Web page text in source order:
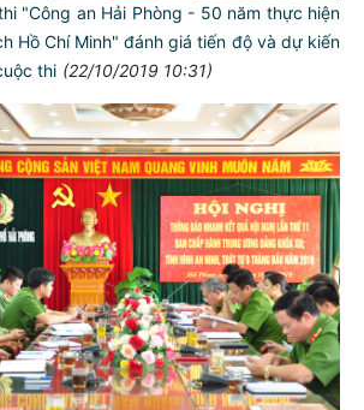
"Công an Hải Phòng - 50 năm thực hiện
Hồ Chí Minh" đánh giá tiến độ và dự kiến
thi (22/10/2019 10:31)
TƯ CÁCH
CÔNG AN CÁCH MỆNH LÀ:
phải
KIỆM, LIÊM, CHÍNH
phải
THÂN ÁI GIÚP ĐỠ